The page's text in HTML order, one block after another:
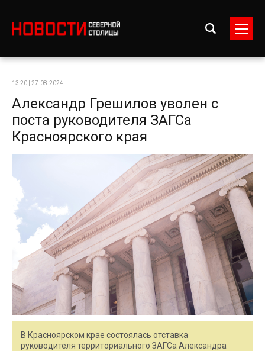
13:20 | 27-08-2024
Александр Грешилов уволен с
поста руководителя ЗАГСа
Красноярского края
В Красноярском крае состоялась отставка
руководителя территориального ЗАГСа Александра